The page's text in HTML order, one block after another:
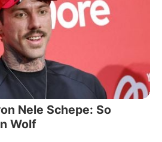
Nele Schepe: So
Wolf